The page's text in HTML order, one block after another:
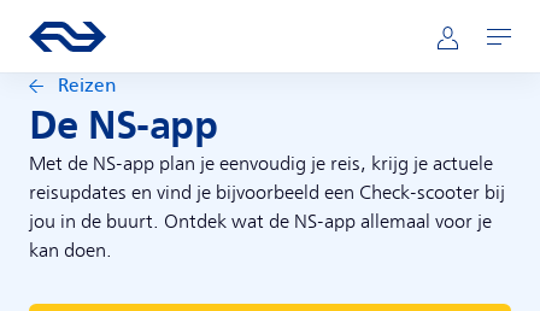
Hoofdnavigatie
Ga naar de homepage van ns.nl Mijn NS
Openen
Reizen
De NS-app
Met de NS-app plan je eenvoudig je reis, krijg je actuele
reisupdates en vind je bijvoorbeeld een Check-scooter bij
jou in de buurt. Ontdek wat de NS-app allemaal voor je
kan doen.